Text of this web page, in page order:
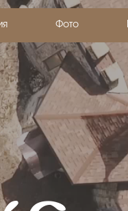
Фото